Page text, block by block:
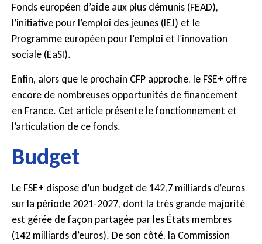
Fonds européen d’aide aux plus démunis (FEAD),
l’initiative pour l’emploi des jeunes (IEJ) et le
Programme européen pour l’emploi et l’innovation
sociale (EaSI).
Enfin, alors que le prochain CFP approche, le FSE+ offre
encore de nombreuses opportunités de financement
en France. Cet article présente le fonctionnement et
l’articulation de ce fonds.
Budget
Le FSE+ dispose d’un budget de 142,7 milliards d’euros
sur la période 2021-2027, dont la très grande majorité
est gérée de façon partagée par les États membres
(142 milliards d’euros). De son côté, la Commission